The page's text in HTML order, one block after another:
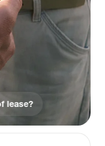
lease?